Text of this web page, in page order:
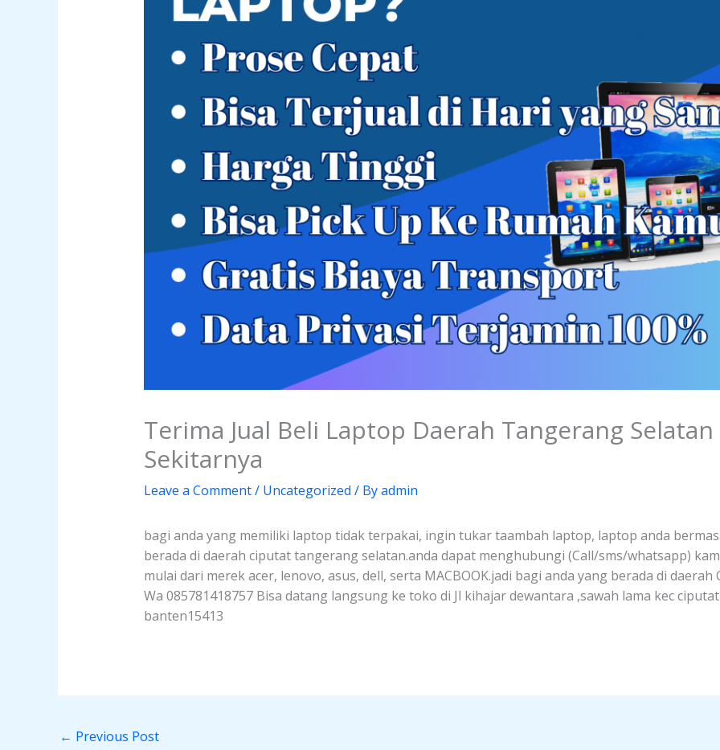
Terima Jual Beli Laptop Daerah Tangerang
Sekitarnya
Leave a Comment/ Uncategorized / Byadmin
bagi anda yang memiliki laptop tidak terpakai, ingin tukar taambah laptop, laptop anda
berada di daerah ciputat tangerang selatan.anda dapat menghubungi (Call/sms/whatsapp)
mulai dari merek acer, lenovo, asus, dell, serta MACBOOK.jadi bagi anda yang berada di
Wa 085781418757 Bisa datang langsung ke toko di Jl kihajar dewantara ,sawah lama kec
banten15413
← Previous Post